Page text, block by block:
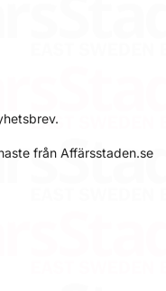
från Affärsstaden.se